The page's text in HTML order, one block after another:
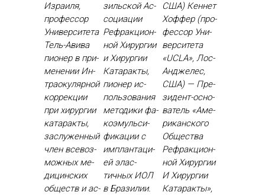
Израиля,
профессор
Университета
Тель-Авива
пи­онер в при­
мене­нии Ин­
тра­оку­ляр­ной
кор­рекции
при хи­рур­гии
ка­тарак­ты,
зас­лу­жен­ный
член все­воз­
можных ме­
дицин­ских
об­ществ и ас­
зиль­ской Ас­
со­ци­ации
Реф­ракци­он­
ной Хи­рур­гии
и Хи­рур­гии
Ка­тарак­ты,
пи­онер ис­
поль­зо­вания
ме­тоди­ки фа­
ко­эмуль­си­
фика­ции с
им­план­та­ци­
ей элас­
тичных И­ОЛ
в Бра­зилии.
США) Кен­нет
Хоф­фер (про­
фес­сор Уни­
вер­си­тета
«UCLA», Лос-
Ан­дже­лес,
США) — Пре­
зидент-ос­но­
ватель «Аме­
рикан­ско­го
Об­щес­тва
Реф­ракци­он­
ной Хи­рур­гии
И Хи­рур­гии
Ка­тарак­ты»,